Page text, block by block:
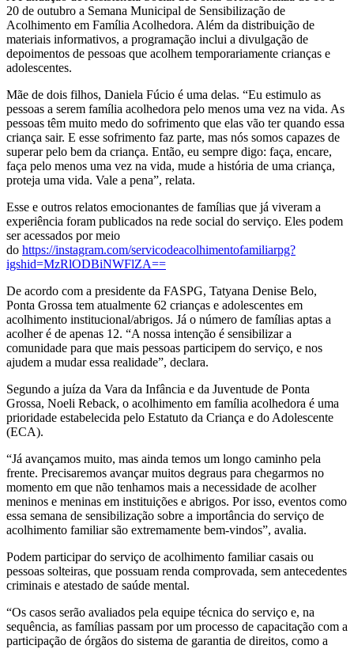
20 de outubro a Semana Municipal de Sensibilização de
Acolhimento em Família Acolhedora. Além da distribuição de
materiais informativos, a programação inclui a divulgação de
depoimentos de pessoas que acolhem temporariamente crianças e
adolescentes.
Mãe de dois filhos, Daniela Fúcio é uma delas. “Eu estimulo as
pessoas a serem família acolhedora pelo menos uma vez na vida. As
pessoas têm muito medo do sofrimento que elas vão ter quando essa
criança sair. E esse sofrimento faz parte, mas nós somos capazes de
superar pelo bem da criança. Então, eu sempre digo: faça, encare,
faça pelo menos uma vez na vida, mude a história de uma criança,
proteja uma vida. Vale a pena”, relata.
Esse e outros relatos emocionantes de famílias que já viveram a
experiência foram publicados na rede social do serviço. Eles podem
ser acessados por meio
do https://instagram.com/servicodeacolhimentofamiliarpg?
igshid=MzRlODBiNWFlZA==
De acordo com a presidente da FASPG, Tatyana Denise Belo,
Ponta Grossa tem atualmente 62 crianças e adolescentes em
acolhimento institucional/abrigos. Já o número de famílias aptas a
acolher é de apenas 12. “A nossa intenção é sensibilizar a
comunidade para que mais pessoas participem do serviço, e nos
ajudem a mudar essa realidade”, declara.
Segundo a juíza da Vara da Infância e da Juventude de Ponta
Grossa, Noeli Reback, o acolhimento em família acolhedora é uma
prioridade estabelecida pelo Estatuto da Criança e do Adolescente
(ECA).
“Já avançamos muito, mas ainda temos um longo caminho pela
frente. Precisaremos avançar muitos degraus para chegarmos no
momento em que não tenhamos mais a necessidade de acolher
meninos e meninas em instituições e abrigos. Por isso, eventos como
essa semana de sensibilização sobre a importância do serviço de
acolhimento familiar são extremamente bem-vindos”, avalia.
Podem participar do serviço de acolhimento familiar casais ou
pessoas solteiras, que possuam renda comprovada, sem antecedentes
criminais e atestado de saúde mental.
“Os casos serão avaliados pela equipe técnica do serviço e, na
sequência, as famílias passam por um processo de capacitação com a
participação de órgãos do sistema de garantia de direitos, como a